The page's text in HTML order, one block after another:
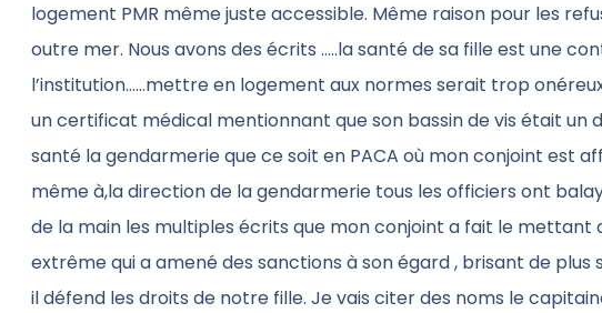
logement PMR même juste accessible. Même raison pour les
outre mer. Nous avons des écrits …..la santé de sa fille est une
l’institution……mettre en logement aux normes serait trop
un certificat médical mentionnant que son bassin de vis était un
santé la gendarmerie que ce soit en PACA où mon conjoint est
même à,la direction de la gendarmerie tous les officiers ont
de la main les multiples écrits que mon conjoint a fait le mettant
extrême qui a amené des sanctions à son égard , brisant de plus
il défend les droits de notre fille. Je vais citer des noms le capitaine